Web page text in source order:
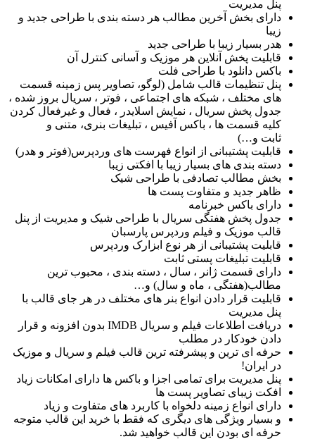
پنل مدیریت
دارای بخش آخرین مطالب هر دسته بندی با طراحی جدید و
زیبا
هدر بسیار زیبا با طراحی جدید
قابلیت پخش آنلاین هر موزیک و آسانی کنترل آن
باکس دانلود با طراحی فلت
پنل تنظیمات قالب شامل (لوگو، تصاویر پس زمینه قسمت
های مختلف ، شبکه های اجتماعی ، فوتر ، سریال بروز شده ،
جدول پخش سریال ، نمایش اسلایدر ، فعال و غیرفعال کردن
کلیه قسمت ها ، باکس آفیس ، تبلیغات بنری، متنی و
ثابت و…)
قابلیت پشتیبانی از انواع فهرست های وردپرس(فوتر و هدر)
دسته بندی های بسیار زیبا با افکتی زیبا
بخش مطالب تصادفی با طراحی شیک
ظاهر جدید و متفاوت پست ها
دارای باکس خبرنامه
جدول پخش هفتگی سریال با طراحی شیک و مدیریت از پنل
قالب موزیک و فیلم وردپرس پارسبان
قابلیت پشتیبانی از هر نوع ابزارک وردپرس
قابلیت تبلیغات پستی ثابت
دارای قسمت ژانر ، سال ، دسته بندی ، محبوب ترین
مطالب(هفتگی ، ماه و سال) و…
قابلیت قرار دادن انواع بنر های مختلف در هر جای قالب با
پنل مدیریت
دریافت اطلاعات فیلم و سریال IMDB بدون افزونه و قرار
دادن خودکار در مطلب
حرفه ای ترین و پیشرفته ترین قالب فیلم و سریال و موزیک
در ایران!
پنل مدیریت برای تمامی اجزا و باکس ها دارای امکانات زیاد
افکت زیبای تصاویر پست ها
دارای انواع زمینه دلخواه با کاربرد های متفاوت و زیاد
و بسیار ویژگی های دیگری که فقط با خرید این قالب متوجه
حرفه ای بودن این قالب خواهید شد.